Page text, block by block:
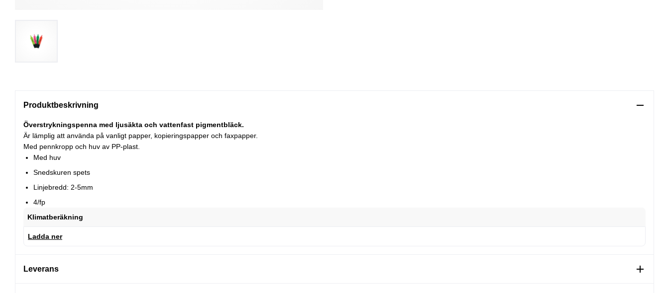
Produktbeskrivning
Överstrykningspenna med ljusäkta och vattenfast pigmentbläck.
Är lämplig att använda på vanligt papper, kopieringspapper och faxpapper.
Med pennkropp och huv av PP-plast.
Med huv
Snedskuren spets
Linjebredd: 2-5mm
4/fp
Klimatberäkning
Ladda ner
Leverans